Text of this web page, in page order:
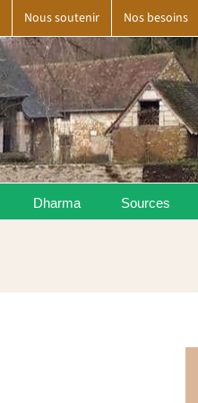
Nous soutenir Nos besoins
Dharma Sources